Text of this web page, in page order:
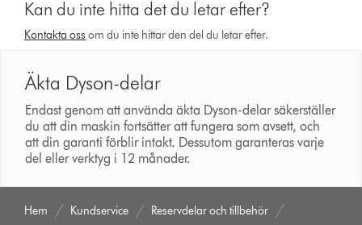
Kan du inte hitta det du letar efter?
Kontakta oss om du inte hittar den del du letar efter.
Äkta Dyson-delar
Endast genom att använda äkta Dyson-delar säkerställer
du att din maskin fortsätter att fungera som avsett, och
att din garanti förblir intakt. Dessutom garanteras varje
del eller verktyg i 12 månader.
Hem Kundservice Reservdelar och tillbehör